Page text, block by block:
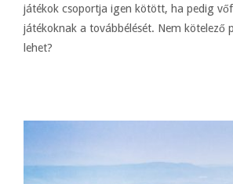
játékok csoportja igen kötött, ha pedig
játékoknak a továbbélését. Nem kötelező
lehet?